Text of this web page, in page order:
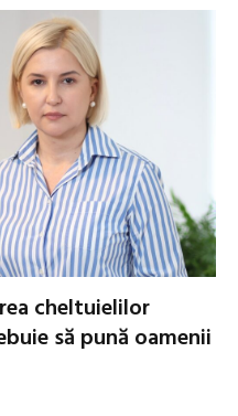
cheltuielilor
să pună oamenii